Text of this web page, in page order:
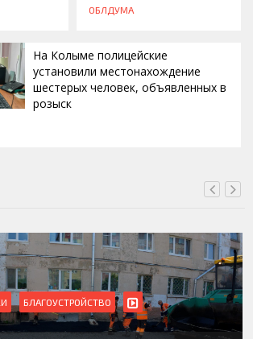
ОБЛДУМА
На Колыме полицейские
установили местонахождение
шестерых человек, объявленных в
розыск